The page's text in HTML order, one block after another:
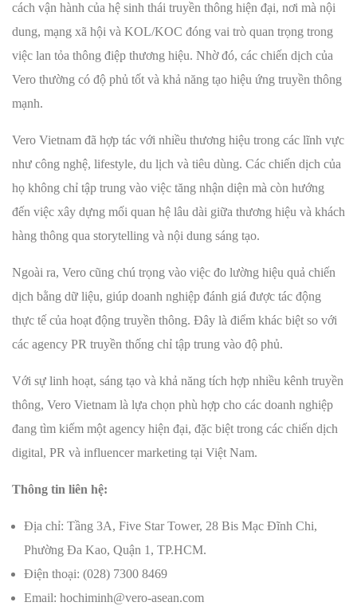
cách vận hành của hệ sinh thái truyền thông hiện đại, nơi mà nội
dung, mạng xã hội và KOL/KOC đóng vai trò quan trọng trong
việc lan tỏa thông điệp thương hiệu. Nhờ đó, các chiến dịch của
Vero thường có độ phủ tốt và khả năng tạo hiệu ứng truyền thông
mạnh.
Vero Vietnam đã hợp tác với nhiều thương hiệu trong các lĩnh vực
như công nghệ, lifestyle, du lịch và tiêu dùng. Các chiến dịch của
họ không chỉ tập trung vào việc tăng nhận diện mà còn hướng
đến việc xây dựng mối quan hệ lâu dài giữa thương hiệu và khách
hàng thông qua storytelling và nội dung sáng tạo.
Ngoài ra, Vero cũng chú trọng vào việc đo lường hiệu quả chiến
dịch bằng dữ liệu, giúp doanh nghiệp đánh giá được tác động
thực tế của hoạt động truyền thông. Đây là điểm khác biệt so với
các agency PR truyền thống chỉ tập trung vào độ phủ.
Với sự linh hoạt, sáng tạo và khả năng tích hợp nhiều kênh truyền
thông, Vero Vietnam là lựa chọn phù hợp cho các doanh nghiệp
đang tìm kiếm một agency hiện đại, đặc biệt trong các chiến dịch
digital, PR và influencer marketing tại Việt Nam.
Thông tin liên hệ:
Địa chỉ: Tầng 3A, Five Star Tower, 28 Bis Mạc Đĩnh Chi,
Phường Đa Kao, Quận 1, TP.HCM.
Điện thoại: (028) 7300 8469
Email: hochiminh@vero-asean.com